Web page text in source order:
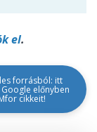
el.
forrásból: itt
előnyben
cikkeit!